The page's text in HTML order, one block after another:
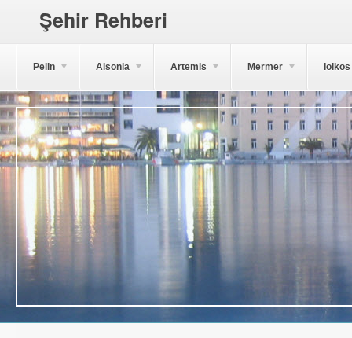
Şehir Rehberi
Pelin Aisonia Artemis Mermer Iolkos